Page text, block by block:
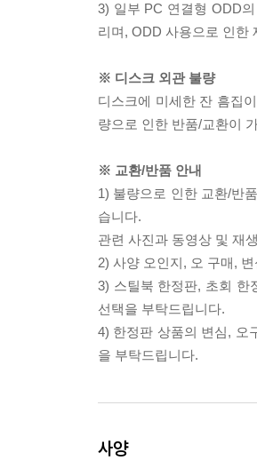
3) 일부 PC 연결형 ODD
리며, ODD 사용으로 인한
※ 디스크 외관 불량
디스크에 미세한 잔 흠집
량으로 인한 반품/교환이
※ 교환/반품 안내
1) 불량으로 인한 교환/반
습니다.
관련 사진과 동영상 및 재
2) 사양 오인지, 오 구매,
3) 스틸북 한정판, 초회 한
선택을 부탁드립니다.
4) 한정판 상품의 변심, 오
을 부탁드립니다.
사양